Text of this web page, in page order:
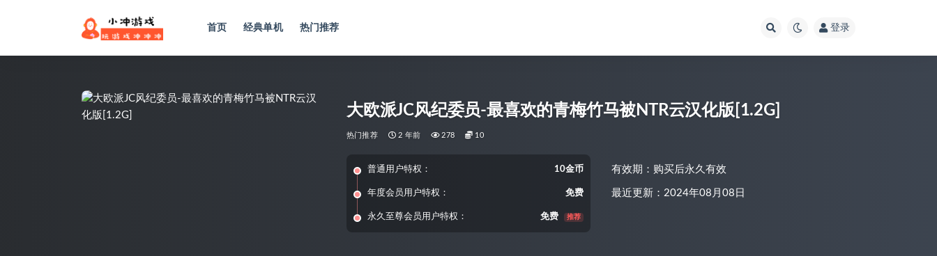
首页 经典单机 热门推荐 登录
大欧派JC风纪委员-最喜欢的青梅竹马被NTR云汉化版[1.2G]
热门推荐 2 年前 278 10
普通用户特权： 10金币
年度会员用户特权： 免费
永久至尊会员用户特权： 免费 推荐
有效期：购买后永久有效
最近更新：2024年08月08日